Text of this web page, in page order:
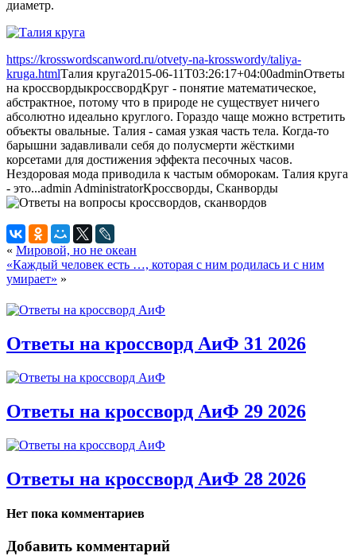
диаметр.
https://krosswordscanword.ru/otvety-na-krosswordy/taliya-
kruga.htmlТалия круга2015-06-11T03:26:17+04:00adminОтветы
на кроссвордыкроссвордКруг - понятие математическое,
абстрактное, потому что в природе не существует ничего
абсолютно идеально круглого. Гораздо чаще можно встретить
объекты овальные. Талия - самая узкая часть тела. Когда-то
барышни задавливали себя до полусмерти жёсткими
корсетами для достижения эффекта песочных часов.
Нездоровая мода приводила к частым обморокам. Талия круга
- это...admin AdministratorКроссворды, Сканворды
« Мировой, но не океан
«Каждый человек есть …, которая с ним родилась и с ним
умирает» »
Ответы на кроссворд АиФ 31 2026
Ответы на кроссворд АиФ 29 2026
Ответы на кроссворд АиФ 28 2026
Нет пока комментариев
Добавить комментарий